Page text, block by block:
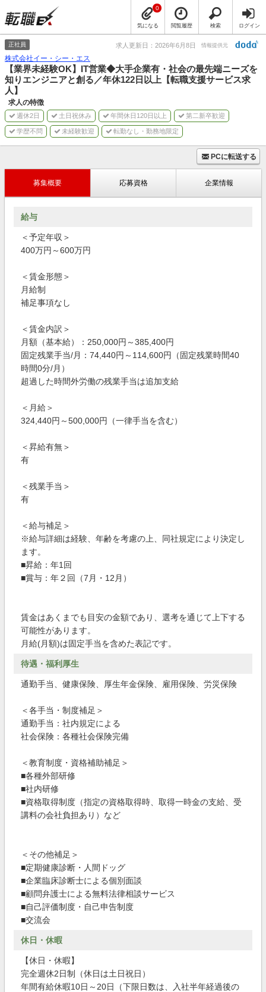
気になる
0
閲覧履歴 検索 ログイン
正社員 求人更新日：2026年6月8日 情報提供元
株式会社イー・シー・エス
【業界未経験OK】IT営業◆大手企業有・社会の最先端ニーズを
知りエンジニアと創る／年休122日以上【転職支援サービス求
人】
求人の特徴
週休2日 土日祝休み 年間休日120日以上 第二新卒歓迎
学歴不問 未経験歓迎 転勤なし・勤務地限定
PCに転送する
募集概要 応募資格 企業情報
給与
＜予定年収＞
400万円～600万円
＜賃金形態＞
月給制
補足事項なし
＜賃金内訳＞
月額（基本給）：250,000円～385,400円
固定残業手当/月：74,440円～114,600円（固定残業時間40
時間0分/月）
超過した時間外労働の残業手当は追加支給
＜月給＞
324,440円～500,000円（一律手当を含む）
＜昇給有無＞
有
＜残業手当＞
有
＜給与補足＞
※給与詳細は経験、年齢を考慮の上、同社規定により決定し
ます。
■昇給：年1回
■賞与：年２回（7月・12月）
賃金はあくまでも目安の金額であり、選考を通じて上下する
可能性があります。
月給(月額)は固定手当を含めた表記です。
待遇・福利厚生
通勤手当、健康保険、厚生年金保険、雇用保険、労災保険
＜各手当・制度補足＞
通勤手当：社内規定による
社会保険：各種社会保険完備
＜教育制度・資格補助補足＞
■各種外部研修
■社内研修
■資格取得制度（指定の資格取得時、取得一時金の支給、受
講料の会社負担あり）など
＜その他補足＞
■定期健康診断・人間ドッグ
■企業臨床診断士による個別面談
■顧問弁護士による無料法律相談サービス
■自己評価制度・自己申告制度
■交流会
休日・休暇
【休日・休暇】
完全週休2日制（休日は土日祝日）
年間有給休暇10日～20日（下限日数は、入社半年経過後の